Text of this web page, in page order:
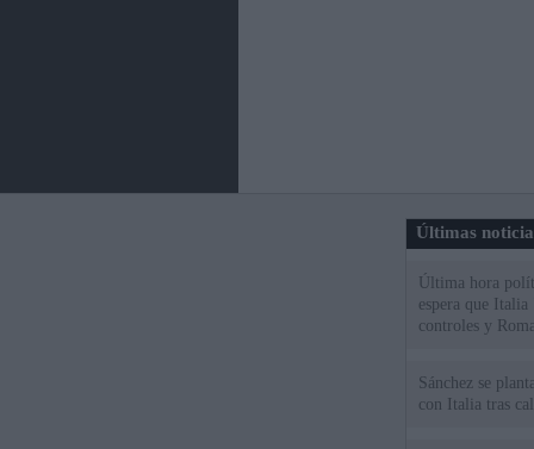
Últimas
Última hora
espera que
controles y
Sánchez se
con Italia tras